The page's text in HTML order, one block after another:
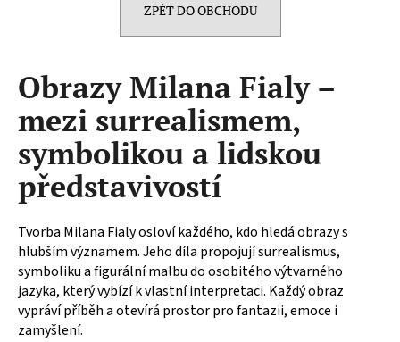
ZPĚT DO OBCHODU
Obrazy Milana Fialy –
mezi surrealismem,
symbolikou a lidskou
představivostí
Tvorba Milana Fialy osloví každého, kdo hledá obrazy s
hlubším významem. Jeho díla propojují surrealismus,
symboliku a figurální malbu do osobitého výtvarného
jazyka, který vybízí k vlastní interpretaci. Každý obraz
vypráví příběh a otevírá prostor pro fantazii, emoce i
zamyšlení.
č
j
e
m
e